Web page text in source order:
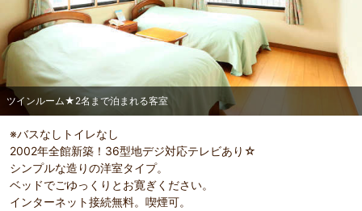
ツインルーム★2名まで泊まれる客室
※バスなしトイレなし
2002年全館新築！36型地デジ対応テレビあり☆
シンプルな造りの洋室タイプ。
ベッドでごゆっくりとお寛ぎください。
インターネット接続無料。喫煙可。
部屋詳細
ツインルーム★2名まで泊まれる客室